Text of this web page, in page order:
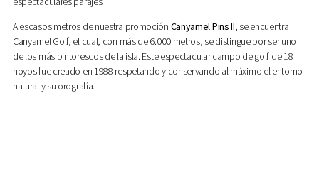
A escasos metros de nuestra promoción Canyamel Pins II, se encuentra
Canyamel Golf, el cual, con más de 6.000 metros, se distingue por ser uno
de los más pintorescos de la isla. Este espectacular campo de golf de 18
hoyos fue creado en 1988 respetando y conservando al máximo el entorno
natural y su orografía.